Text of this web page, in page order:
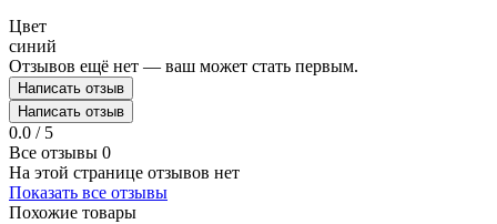
Цвет
синий
Отзывов ещё нет — ваш может стать первым.
Написать отзыв
Написать отзыв
0.0 / 5
Все отзывы 0
На этой странице отзывов нет
Показать все отзывы
Похожие товары